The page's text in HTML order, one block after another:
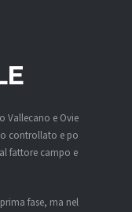
e Oviedo si
controllato e poche
fattore campo e alla
fase, ma nel lungo